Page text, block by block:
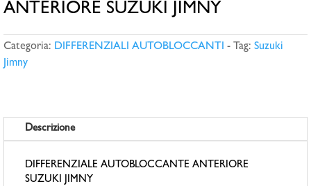
ANTERIORE SUZUKI JIMNY
Categoria: DIFFERENZIALI AUTOBLOCCANTI Tag:Suzuki
Jimny
Descrizione
DIFFERENZIALE AUTOBLOCCANTE ANTERIORE
SUZUKI JIMNY